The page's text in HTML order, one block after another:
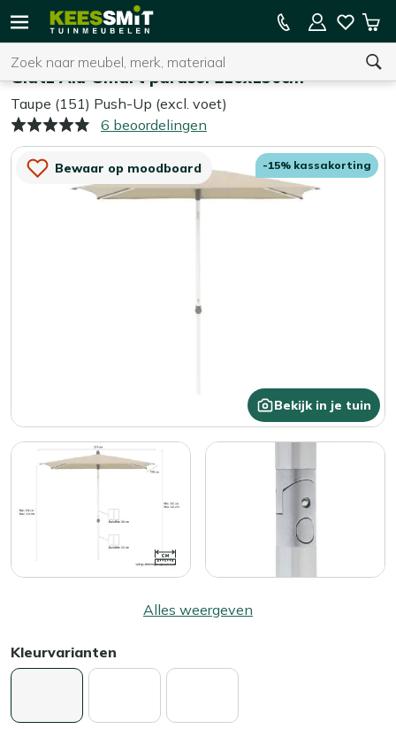
Kees
Tuinmeubelen
Zoeken
U heeft geen product(en) in uw winkelwagen.
15% kassakorting op de hele collectie
Glatz Alu-Smart parasol 210x150cm
Taupe (151) Push-Up (excl. voet)
6 beoordelingen
Bewaar op moodboard
Bekijk in je tuin
-15% kassakorting
Alles weergeven
Kleurvarianten